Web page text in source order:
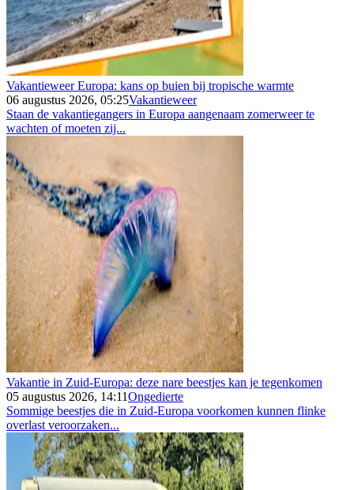
Vakantieweer Europa: kans op buien bij tropische warmte
06 augustus 2026, 05:25Vakantieweer
Staan de vakantiegangers in Europa aangenaam zomerweer te
wachten of moeten zij...
Vakantie in Zuid-Europa: deze nare beestjes kan je tegenkomen
05 augustus 2026, 14:11Ongedierte
Sommige beestjes die in Zuid-Europa voorkomen kunnen flinke
overlast veroorzaken...